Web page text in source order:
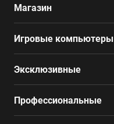
Магазин
Игровые компьютеры
Эксклюзивные
Профессиональные